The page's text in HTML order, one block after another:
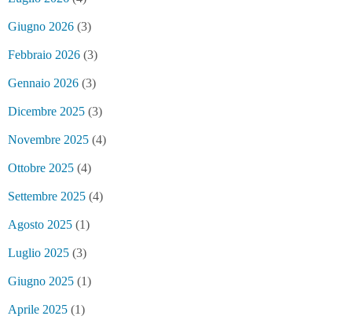
Giugno 2026 (3)
Febbraio 2026 (3)
Gennaio 2026 (3)
Dicembre 2025 (3)
Novembre 2025 (4)
Ottobre 2025 (4)
Settembre 2025 (4)
Agosto 2025 (1)
Luglio 2025 (3)
Giugno 2025 (1)
Aprile 2025 (1)